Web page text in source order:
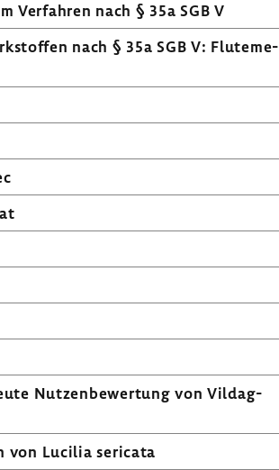
nach § 35a SGB V
nach § 35a SGB V: Flute­me­
Nutzen­be­wer­tung von Vildag­
von Lucilia seri­cata